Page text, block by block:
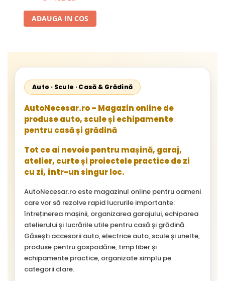
ADAUGA IN COS
Auto · Scule · Casă & Grădină
AutoNecesar.ro – Magazin online de
produse auto, scule și echipamente
pentru casă și grădină
Tot ce ai nevoie pentru mașină, garaj,
atelier, curte și proiectele practice de zi
cu zi, într-un singur loc.
AutoNecesar.ro este magazinul online pentru oameni
care vor să rezolve rapid lucrurile importante:
întreținerea mașinii, organizarea garajului, echiparea
atelierului și lucrările utile pentru casă și grădină.
Găsești accesorii auto, electrice auto, scule și unelte,
produse pentru gospodărie, timp liber și
echipamente practice, organizate simplu pe
categorii clare.